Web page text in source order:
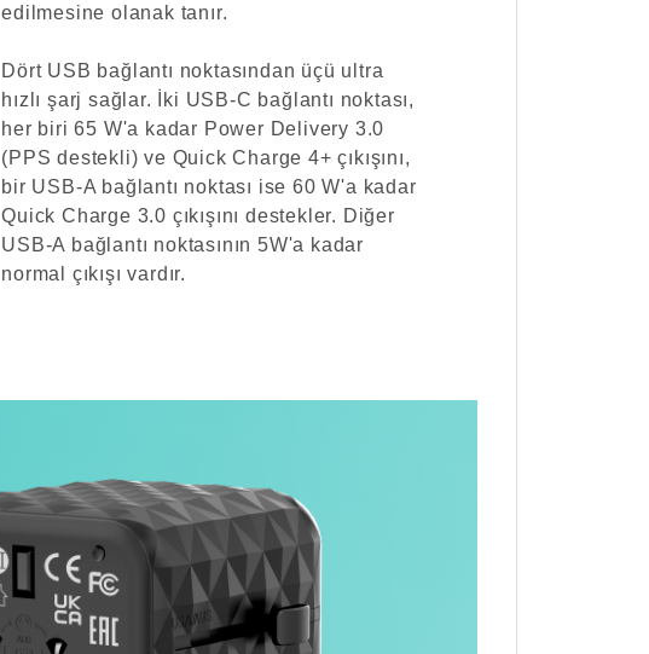
edilmesine olanak tanır.
Dört USB bağlantı noktasından üçü ultra
hızlı şarj sağlar. İki USB-C bağlantı noktası,
her biri 65 W'a kadar Power Delivery 3.0
(PPS destekli) ve Quick Charge 4+ çıkışını,
bir USB-A bağlantı noktası ise 60 W'a kadar
Quick Charge 3.0 çıkışını destekler. Diğer
USB-A bağlantı noktasının 5W'a kadar
normal çıkışı vardır.